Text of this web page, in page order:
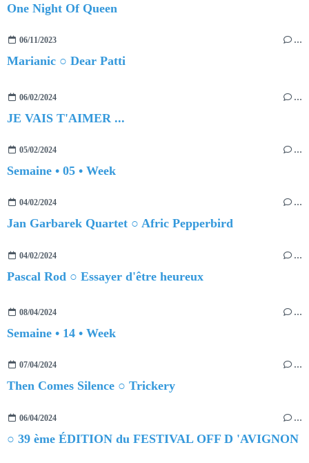
One Night Of Queen
06/11/2023 …
Marianic ○ Dear Patti
06/02/2024 …
JE VAIS T'AIMER ...
05/02/2024 …
Semaine • 05 • Week
04/02/2024 …
Jan Garbarek Quartet ○ Afric Pepperbird
04/02/2024 …
Pascal Rod ○ Essayer d'être heureux
08/04/2024 …
Semaine • 14 • Week
07/04/2024 …
Then Comes Silence ○ Trickery
06/04/2024 …
○ 39 ème ÉDITION du FESTIVAL OFF D 'AVIGNON